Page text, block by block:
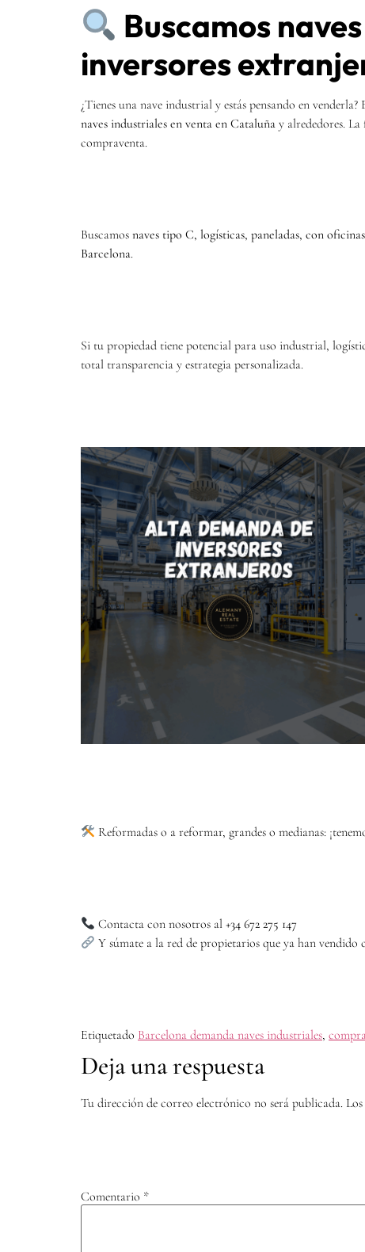
Buscamos
inversores
¿Tienes una nave industrial y estás pensando en
naves industriales en venta en Cataluña y alrededores.
compraventa.
Buscamos naves tipo C, logísticas, paneladas, con
Barcelona.
Si tu propiedad tiene potencial para uso industrial,
total transparencia y estrategia personalizada.
Reformadas o a reformar, grandes o medianas:
Contacta con nosotros al+34 672 275 147
Y súmate a la red de propietarios que ya han
Etiquetado Barcelona demanda naves industriales,
Deja una respuesta
Tu dirección de correo electrónico no será publicada.
Comentario *